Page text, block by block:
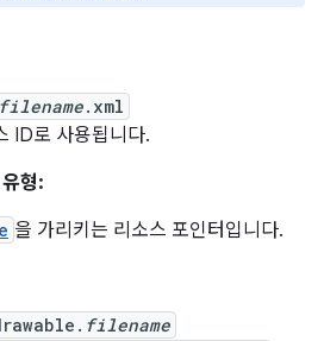
filename.xml
ID로 사용됩니다.
형:
을 가리키는 리소스 포인터입니다.
filename